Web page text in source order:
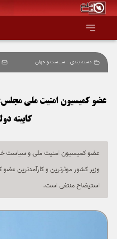
صفحه
همه
اقتصاد
سیاست
دسته بندی : سیاست و جهان
عضو کمیسیون امنیت ملی
کابینه
عضو کمیسیون امنیت ملی و سیاست
وزیر کشور موثرترین و کارآمدترین
استیضاح منتفی است.